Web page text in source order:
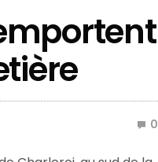
0